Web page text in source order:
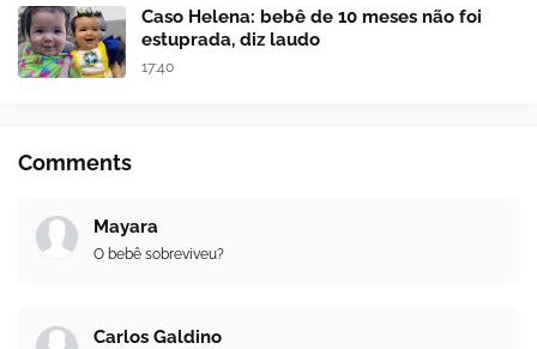
Caso Helena: bebê de 10 meses não foi
estuprada, diz laudo
17:40
Comments
Mayara
O bebê sobreviveu?
Carlos Galdino